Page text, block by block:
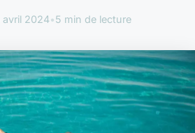
avril 2024•5 min de lecture